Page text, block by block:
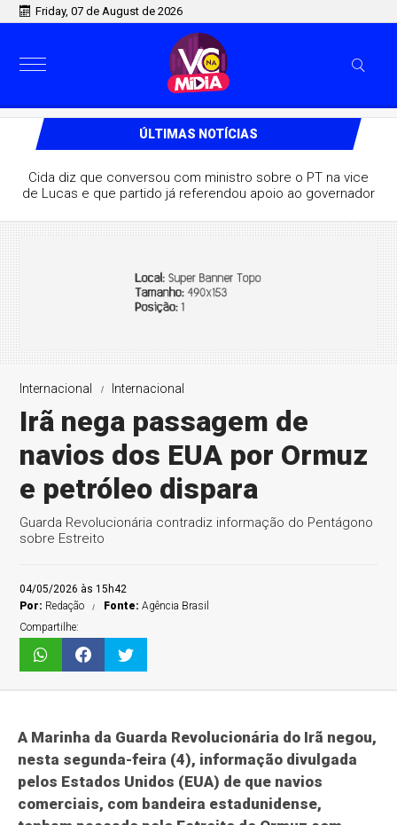
Friday, 07 de August de 2026
ÚLTIMAS NOTÍCIAS
Cida diz que conversou com ministro sobre o PT na vice
de Lucas e que partido já referendou apoio ao governador
Internacional Internacional
Irã nega passagem de
navios dos EUA por Ormuz
e petróleo dispara
Guarda Revolucionária contradiz informação do Pentágono
sobre Estreito
04/05/2026 às 15h42
Por: Redação Fonte:Agência Brasil
Compartilhe:
A Marinha da Guarda Revolucionária do Irã negou,
nesta segunda-feira (4), informação divulgada
pelos Estados Unidos (EUA) de que navios
comerciais, com bandeira estadunidense,